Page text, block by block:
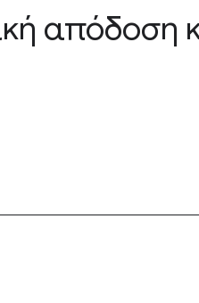
απόδοση